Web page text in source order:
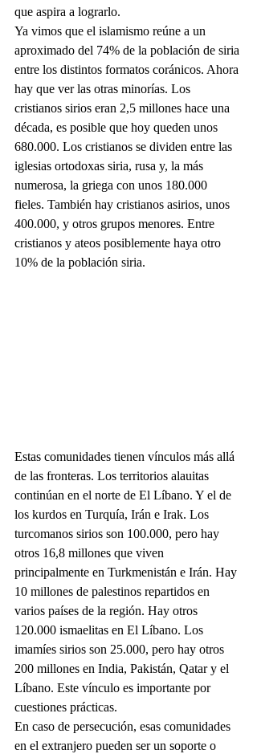
que aspira a lograrlo.
Ya vimos que el islamismo reúne a un
aproximado del 74% de la población de siria
entre los distintos formatos coránicos. Ahora
hay que ver las otras minorías. Los
cristianos sirios eran 2,5 millones hace una
década, es posible que hoy queden unos
680.000. Los cristianos se dividen entre las
iglesias ortodoxas siria, rusa y, la más
numerosa, la griega con unos 180.000
fieles. También hay cristianos asirios, unos
400.000, y otros grupos menores. Entre
cristianos y ateos posiblemente haya otro
10% de la población siria.
Estas comunidades tienen vínculos más allá
de las fronteras. Los territorios alauitas
continúan en el norte de El Líbano. Y el de
los kurdos en Turquía, Irán e Irak. Los
turcomanos sirios son 100.000, pero hay
otros 16,8 millones que viven
principalmente en Turkmenistán e Irán. Hay
10 millones de palestinos repartidos en
varios países de la región. Hay otros
120.000 ismaelitas en El Líbano. Los
imamíes sirios son 25.000, pero hay otros
200 millones en India, Pakistán, Qatar y el
Líbano. Este vínculo es importante por
cuestiones prácticas.
En caso de persecución, esas comunidades
en el extranjero pueden ser un soporte o